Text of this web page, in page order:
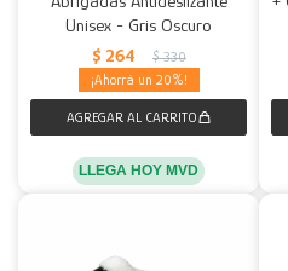
Unisex - Gris Oscuro
$ 264 $ 330
20
LLEGA HOY MVD
Mesas
Calefactores
Acolchados y Frazadas
Fundas
Decoración
Accesorios para el hogar
Herramientas
Accesorios
Muebles Infantiles